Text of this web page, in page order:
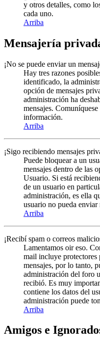
y otros detalles, como
cada uno.
Arriba
Mensajería
¡No se puede enviar un
Hay tres razones
identificado, la
opción de mensajes
administración ha
mensajes.
información.
Arriba
¡Sigo recibiendo mensajes
Puede bloquear a un
mensajes dentro de las
Usuario. Si está
de un usuario en
administración, es ella
usuario no pueda enviar
Arriba
¡Recibí spam o correos
Lamentamos oir eso.
mail incluye protectores
mensajes, por lo tanto,
administración del foro
recibió. Es muy
contiene los datos del
administración puede
Arriba
Amigos e